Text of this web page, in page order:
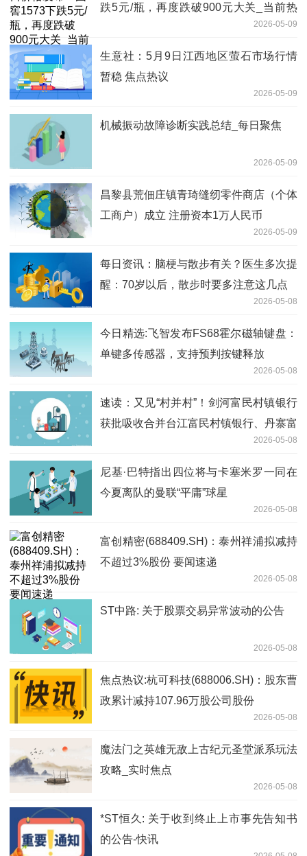
跌5元/瓶，再度跌破900元大关_当前热
2026-05-09
生意社：5月9日江西地区萤石市场行情
暂稳 焦点热议
2026-05-09
机械振动故障诊断实践总结_每日聚焦
2026-05-09
昌黎县荒佃庄镇青琦缝纫零件商店（个体
工商户）成立 注册资本1万人民币
2026-05-09
每日资讯：脑梗与散步有关？医生多次提
醒：70岁以后，散步时要多注意这几点
2026-05-08
今日精选:飞智发布FS68霍尔磁轴键盘：
单键多传感器，支持预判按键释放
2026-05-08
速读：又见“村并村”！剑河富民村镇银行
获批吸收合并台江富民村镇银行、丹寨富
2026-05-08
尼基·巴特指出四位将与卡塞米罗一同在
今夏离队的曼联“平庸”球星
2026-05-08
富创精密(688409.SH)：泰州祥浦拟减持
不超过3%股份 要闻速递
2026-05-08
ST中路: 关于股票交易异常波动的公告
2026-05-08
焦点热议:杭可科技(688006.SH)：股东曹
政累计减持107.96万股公司股份
2026-05-08
魔法门之英雄无敌上古纪元圣堂派系玩法
攻略_实时焦点
2026-05-08
*ST恒久: 关于收到终止上市事先告知书
的公告-快讯